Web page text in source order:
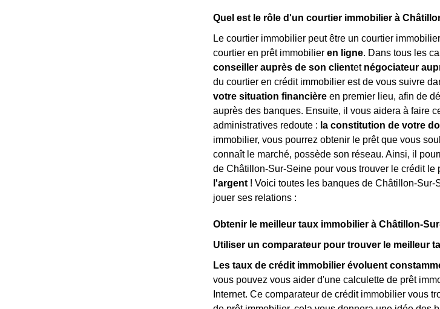
Quel est le rôle d'un courtier immobilier à
Le courtier immobilier peut être un courtier immobilier
courtier en prêt immobilier en ligne. Dans tous les
conseiller auprès de son clientet négociateur
du courtier en crédit immobilier est de vous suivre
votre situation financière en premier lieu, afin de
auprès des banques. Ensuite, il vous aidera à faire
administratives redoute : la constitution de votre
immobilier, vous pourrez obtenir le prêt que vous
connaît le marché, possède son réseau. Ainsi, il
de Châtillon-Sur-Seine pour vous trouver le crédit
l'argent ! Voici toutes les banques de Châtillon-
jouer ses relations :
Obtenir le meilleur taux immobilier à Châtillon-
Utiliser un comparateur pour trouver le meilleur
Les taux de crédit immobilier évoluent
vous pouvez vous aider d'une calculette de prêt
Internet. Ce comparateur de crédit immobilier vous